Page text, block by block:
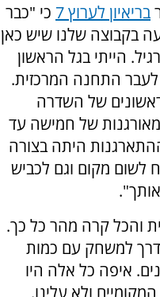
בריאיון לערוץ 7
כי "כבר
בקבוצה שלנו שיש כאן
הייתי בגל הראשון
לעבר התחנה המרכזית.
של השדרה
של חמישה עד
היתה בצורה
לשום מקום וגם לכביש
והכל קרה מהר כל כך.
למשחק עם כמות
איפה כל אלה היו
ולא עלינו.